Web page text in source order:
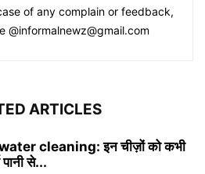
of any complain or feedback,
@informalnewz@gmail.com
ARTICLES
cleaning: इन चीज़ों को कभी
पानी से...